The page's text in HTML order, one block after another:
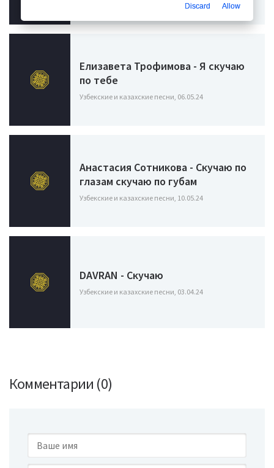
Елизавета Трофимова - Я скучаю
по тебе
Узбекские и казахские песни, 06.05.24
Анастасия Сотникова - Скучаю по
глазам скучаю по губам
Узбекские и казахские песни, 10.05.24
DAVRAN - Скучаю
Узбекские и казахские песни, 03.04.24
Комментарии (0)
Discard Allow